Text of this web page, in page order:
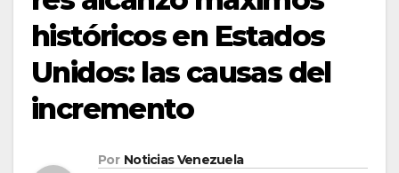
históricos en Estados
Unidos: las causas del
incremento
Por Noticias Venezuela